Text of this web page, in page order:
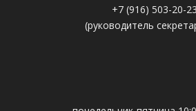
+7 (916) 503-20-23
(руководитель